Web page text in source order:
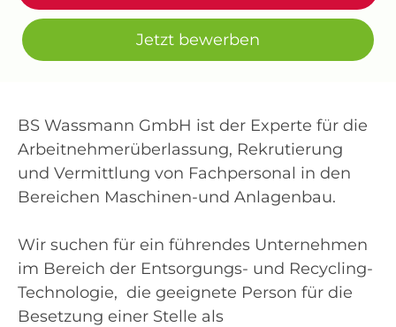
Jetzt bewerben
BS Wassmann GmbH ist der Experte für die
Arbeitnehmerüberlassung, Rekrutierung
und Vermittlung von Fachpersonal in den
Bereichen Maschinen-und Anlagenbau.
Wir suchen für ein führendes Unternehmen
im Bereich der Entsorgungs- und Recycling-
Technologie, die geeignete Person für die
Besetzung einer Stelle als